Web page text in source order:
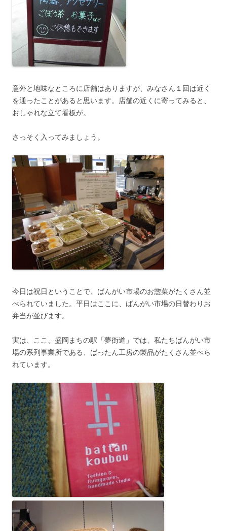
意外と地味なところに店舗はありますが、みなさん１回は近く
を通ったことがあると思います。店舗の近くに寄ってみると、
おしゃれな立て看板が。
さっそく入ってみましょう。
今日は祝日ということで、ばんがい市場のお惣菜がたくさん並
べられていました。平日はここに、ばんがい市場の日替わりお
弁当が並びます。
実は、ここ、盛岡まちの駅「夢街道」では、私たちばんがい市
場の系列事業所である、ばったん工房の製品がたくさん並べら
れています。